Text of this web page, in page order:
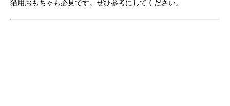
猫用おもちゃも必見です。ぜひ参考にしてください。